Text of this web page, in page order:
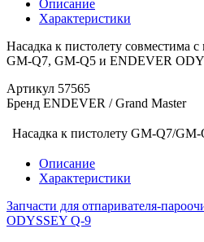
Описание
Характеристики
Насадка к пистолету совместима
GM-Q7, GM-Q5 и ENDEVER
Артикул 57565
Бренд ENDEVER / Grand Master
Насадка к пистолету GM-Q7/GM-
Описание
Характеристики
Запчасти для отпаривателя-
ODYSSEY Q-9